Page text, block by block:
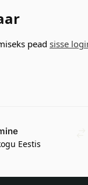
pead sisse
Eestis